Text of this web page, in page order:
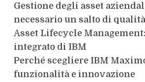
Gestione degli asset
necessario un salto di qualità
Asset Lifecycle
integrato di IBM
Perché scegliere IBM
funzionalità e innovazione